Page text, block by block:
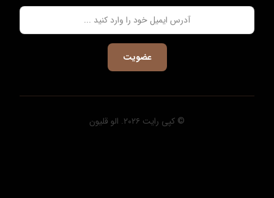
عضویت
© کپی رایت ۲۰۲۶. الو قلیون